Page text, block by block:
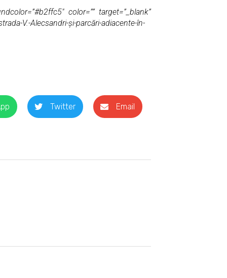
color=”” target=”_blank”
V.-Alecsandri-și-parcări-adiacente-în-
Twitter Email